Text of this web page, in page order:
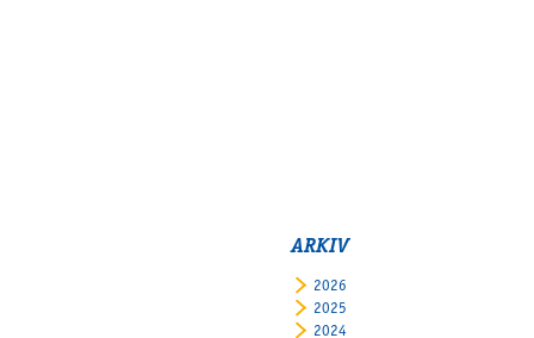
ARKIV
2026
2025
2024